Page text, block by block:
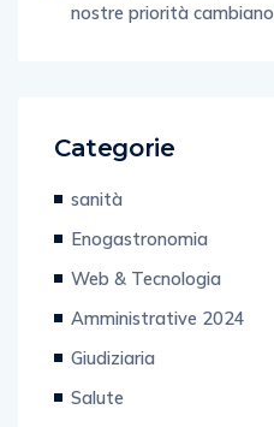
nostre priorità cambiano
Categorie
sanità
Enogastronomia
Web & Tecnologia
Amministrative 2024
Giudiziaria
Salute